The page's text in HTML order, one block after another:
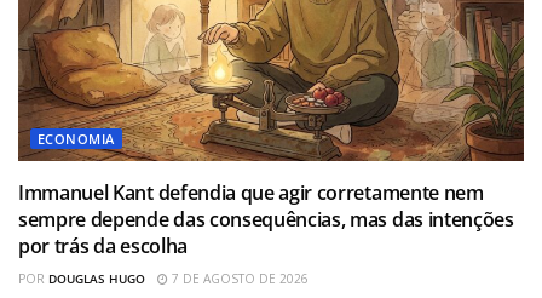
ECONOMIA
Immanuel Kant defendia que agir corretamente nem
sempre depende das consequências, mas das intenções
por trás da escolha
POR DOUGLAS HUGO 7 DE AGOSTO DE 2026